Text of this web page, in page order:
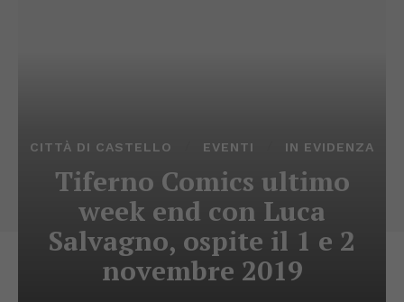
CITTÀ DI CASTELLO EVENTI IN EVIDENZA
Tiferno Comics ultimo
week end con Luca
Salvagno, ospite il 1 e 2
novembre 2019